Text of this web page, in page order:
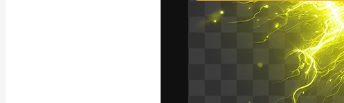
Copyright © 2010-2026